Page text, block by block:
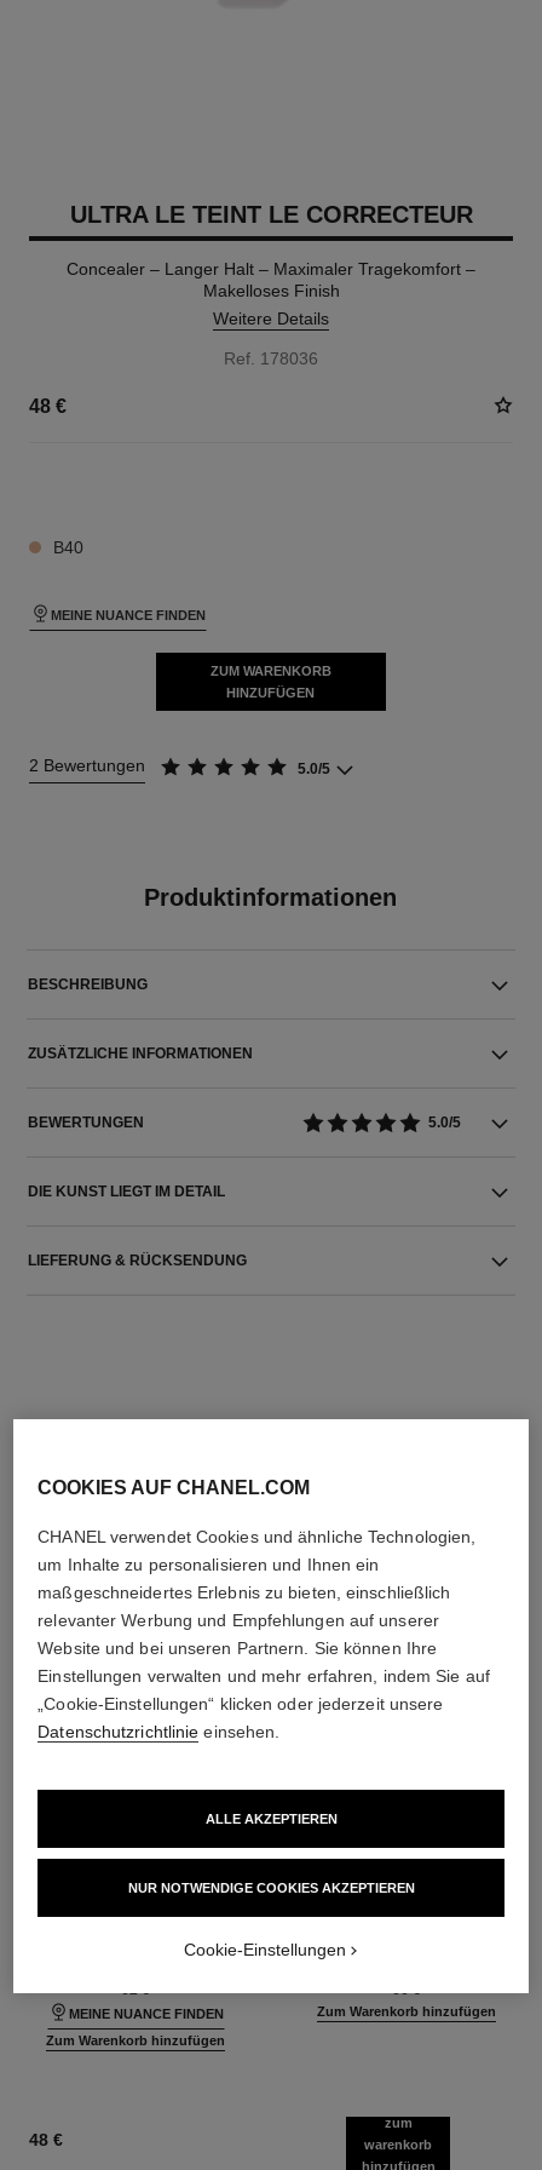
ULTRA LE TEINT LE CORRECTEUR
Concealer – Langer Halt – Maximaler Tragekomfort –
Makelloses Finish
Weitere Details
Ref. 178036
48 €
B40
MEINE NUANCE FINDEN
ZUM WARENKORB
HINZUFÜGEN
2 Bewertungen 5.0/5
Produktinformationen
BESCHREIBUNG
ZUSÄTZLICHE INFORMATIONEN
BEWERTUNGEN 5.0/5
DIE KUNST LIEGT IM DETAIL
LIEFERUNG & RÜCKSENDUNG
DIE PERFEKTE KOMBINATION
ultra le teint fluide
Ultra-langer Halt – Maximaler
MEINE NUANCE FINDEN
Zum Warenkorb hinzufügen
poudre universelle libre
Loser Puder mit Natürlichem
Ref. 132726
Zum Warenkorb hinzufügen
48 €
zum
warenkorb
hinzufügen
COOKIES AUF CHANEL.COM
CHANEL verwendet Cookies und ähnliche Technologien,
um Inhalte zu personalisieren und Ihnen ein
maßgeschneidertes Erlebnis zu bieten, einschließlich
relevanter Werbung und Empfehlungen auf unserer
Website und bei unseren Partnern. Sie können Ihre
Einstellungen verwalten und mehr erfahren, indem Sie auf
„Cookie-Einstellungen“ klicken oder jederzeit unsere
Datenschutzrichtlinie einsehen.
NUR NOTWENDIGE COOKIES AKZEPTIEREN
ALLE AKZEPTIEREN
Cookie-Einstellungen